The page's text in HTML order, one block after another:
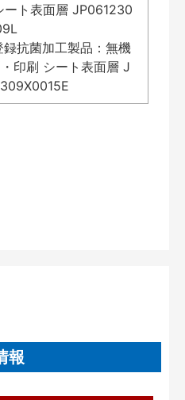
ート表面層 JP061230
録抗菌加工製品：無機
印刷 シート表面層 J
報